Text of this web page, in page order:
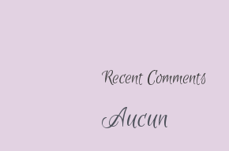
Recent Comments
Aucun